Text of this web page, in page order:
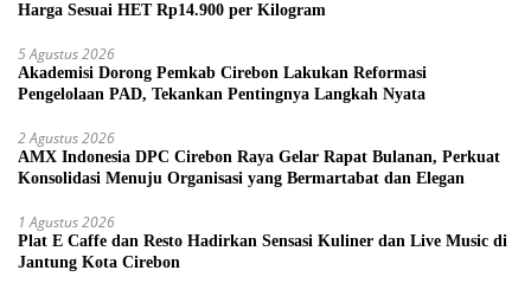
Harga Sesuai HET Rp14.900 per Kilogram
5 Agustus 2026
Akademisi Dorong Pemkab Cirebon Lakukan Reformasi
Pengelolaan PAD, Tekankan Pentingnya Langkah Nyata
2 Agustus 2026
AMX Indonesia DPC Cirebon Raya Gelar Rapat Bulanan, Perkuat
Konsolidasi Menuju Organisasi yang Bermartabat dan Elegan
1 Agustus 2026
Plat E Caffe dan Resto Hadirkan Sensasi Kuliner dan Live Music di
Jantung Kota Cirebon